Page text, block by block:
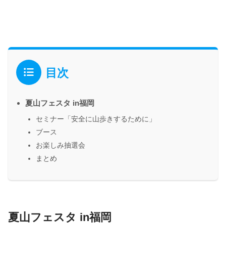
目次
夏山フェスタ in福岡
セミナー「安全に山歩きするために」
ブース
お楽しみ抽選会
まとめ
夏山フェスタ in福岡